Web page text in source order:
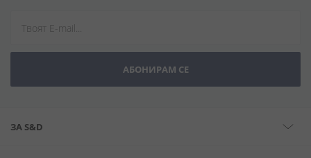
АБОНИРАМ СЕ
ЗА S&D